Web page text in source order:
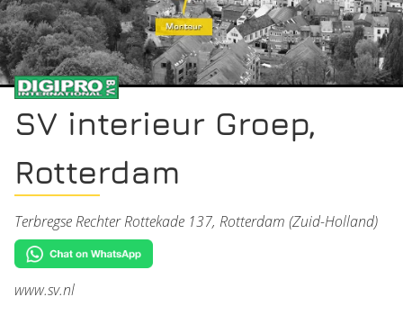
SV interieur Groep,
Rotterdam
Terbregse Rechter Rottekade 137, Rotterdam (Zuid-Holland)
www.sv.nl